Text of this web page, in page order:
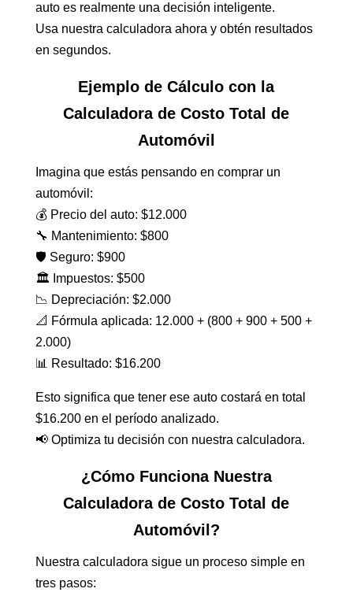
auto es realmente una decisión inteligente.
Usa nuestra calculadora ahora y obtén resultados
en segundos.
Ejemplo de Cálculo con la
Calculadora de Costo Total de
Automóvil
Imagina que estás pensando en comprar un
automóvil:
💰 Precio del auto: $12.000
🔧 Mantenimiento: $800
🛡️ Seguro: $900
🏛️ Impuestos: $500
📉 Depreciación: $2.000
📐 Fórmula aplicada: 12.000 + (800 + 900 + 500 +
2.000)
📊 Resultado: $16.200
Esto significa que tener ese auto costará en total
$16.200 en el período analizado.
📢 Optimiza tu decisión con nuestra calculadora.
¿Cómo Funciona Nuestra
Calculadora de Costo Total de
Automóvil?
Nuestra calculadora sigue un proceso simple en
tres pasos: